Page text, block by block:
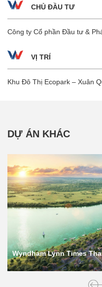
CHỦ ĐẦU TƯ
Công ty Cổ phần Đầu tư &
VỊ TRÍ
Khu Đô Thị Ecopark – Xuân
DỰ ÁN KHÁC
Wyndham Lynn Times